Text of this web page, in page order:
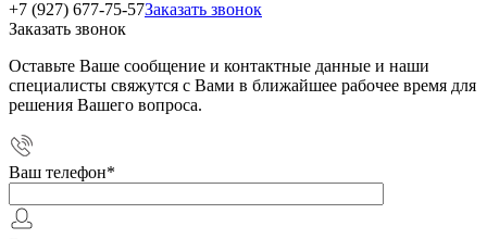
+7 (927) 677-75-57Заказать звонок
Заказать звонок
Оставьте Ваше сообщение и контактные данные и наши
специалисты свяжутся с Вами в ближайшее рабочее время для
решения Вашего вопроса.
Ваш телефон*